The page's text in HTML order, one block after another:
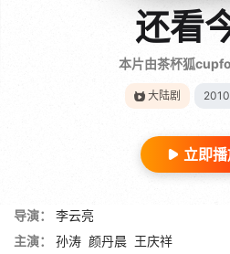
还看
本片由茶杯狐
大陆剧 2010
立即
导演：
李云亮
主演：
孙涛 颜丹晨 王庆祥